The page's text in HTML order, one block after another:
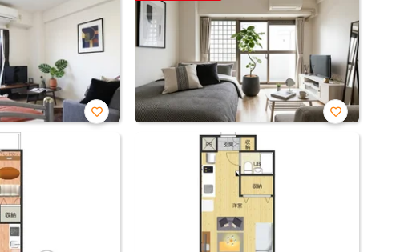
お気 お気